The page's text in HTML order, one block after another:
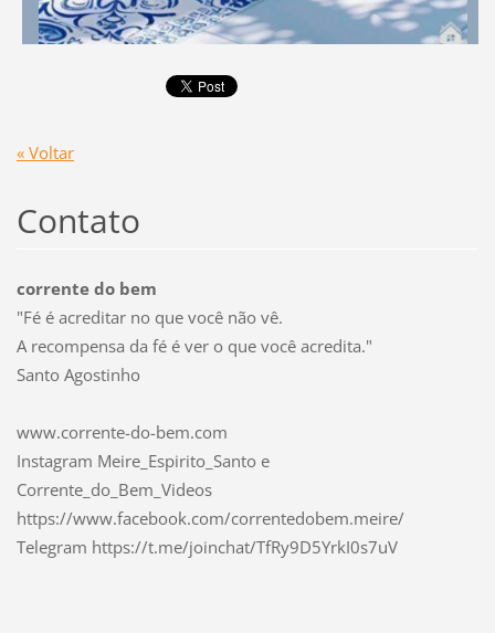
« Voltar
Contato
corrente do bem
"Fé é acreditar no que você não vê.
A recompensa da fé é ver o que você acredita."
Santo Agostinho
www.corrente-do-bem.com
Instagram Meire_Espirito_Santo e
Corrente_do_Bem_Videos
https://www.facebook.com/correntedobem.meire/
Telegram https://t.me/joinchat/TfRy9D5YrkI0s7uV